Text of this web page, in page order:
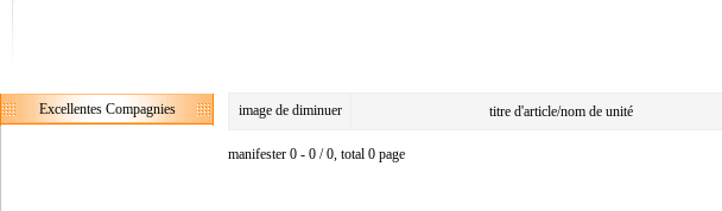
Excellentes Compagnies image de diminuer titre d'article/nom de unité
manifester 0 - 0 / 0, total 0 page